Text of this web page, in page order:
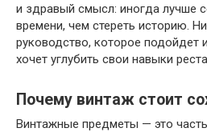
и здравый смысл: иногда лучше
времени, чем стереть историю.
руководство, которое подойдет
хочет углубить свои навыки
Почему винтаж стоит
Винтажные предметы — это часть